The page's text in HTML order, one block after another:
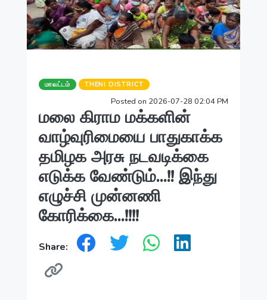
மாவட்டம் THENI DISTRICT
Posted on 2026-07-28 02:04 PM
மலை கிராம மக்களின்
வாழ்வுரிமையை பாதுகாக்க
தமிழக அரசு நடவடிக்கை
எடுக்க வேண்டும்...!! இந்து
எழுச்சி முன்னணி
கோரிக்கை...!!!!
Share: